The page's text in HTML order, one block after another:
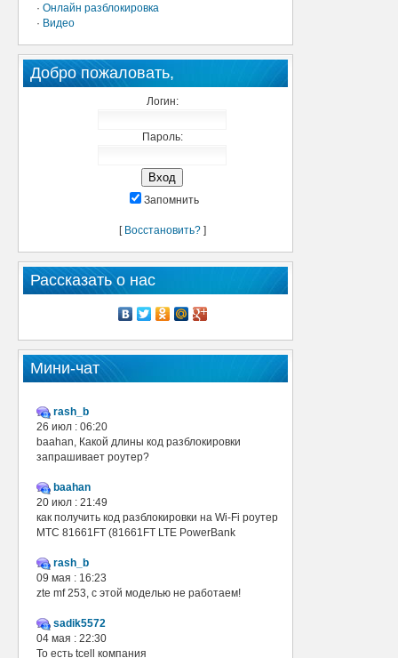
· Онлайн разблокировка
· Видео
Добро пожаловать,
Логин:
Пароль:
Запомнить
[ Восстановить?]
Рассказать о нас
Мини-чат
rash_b
26 июл : 06:20
baahan, Какой длины код разблокировки
запрашивает роутер?
baahan
20 июл : 21:49
как получить код разблокировки на Wi-Fi роутер
МТС 81661FT (81661FT LTE PowerBank
rash_b
09 мая : 16:23
zte mf 253, с этой моделью не работаем!
sadik5572
04 мая : 22:30
То есть tcell компания